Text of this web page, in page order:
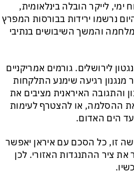
לייקר הובלה בינלאומית,
נרשמו ירידות בבורסות המפרץ
והמשך השיבושים בנתיבי
לירושלים. גורמים אמריקניים
מנגנון רגיעה שימנע התלקחות
והתגובה האיראנית מציבים את
ההסלמה, או להצטרף לעימות
הים האדום.
זו, כל הסכם עם איראן יאפשר
ציר ההתנגדות האזורי. לכן